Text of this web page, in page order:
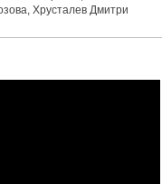
Хрусталев Дмитри